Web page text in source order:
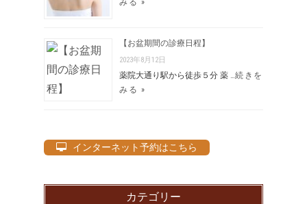
みる »
【お盆期間の診療日程】
2023年8月12日
薬院大通り駅から徒歩５分 薬 …続きを
みる »
インターネット予約はこちら
カテゴリー